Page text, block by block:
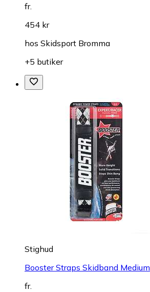
fr.
454 kr
hos Skidsport Bromma
+5 butiker
Stighud
Booster Straps Skidband Medium
fr.